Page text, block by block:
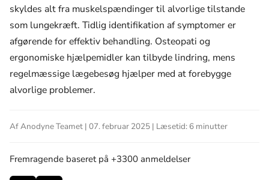
skyldes alt fra muskelspændinger til alvorlige tilstande
som lungekræft. Tidlig identifikation af symptomer er
afgørende for effektiv behandling. Osteopati og
ergonomiske hjælpemidler kan tilbyde lindring, mens
regelmæssige lægebesøg hjælper med at forebygge
alvorlige problemer.
Af Anodyne Teamet | 07. februar 2025 | Læsetid: 6 minutter
Fremragende baseret på +3300 anmeldelser